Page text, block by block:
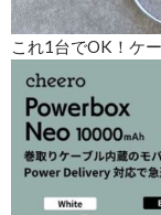
これ1台でOK！ケ